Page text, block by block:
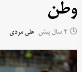
وطن
2 سال پیش علی مردی